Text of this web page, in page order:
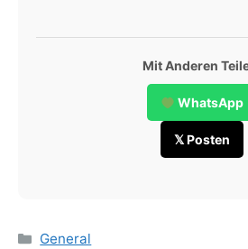
Mit Anderen
WhatsApp
𝕏 Posten
Categories
General